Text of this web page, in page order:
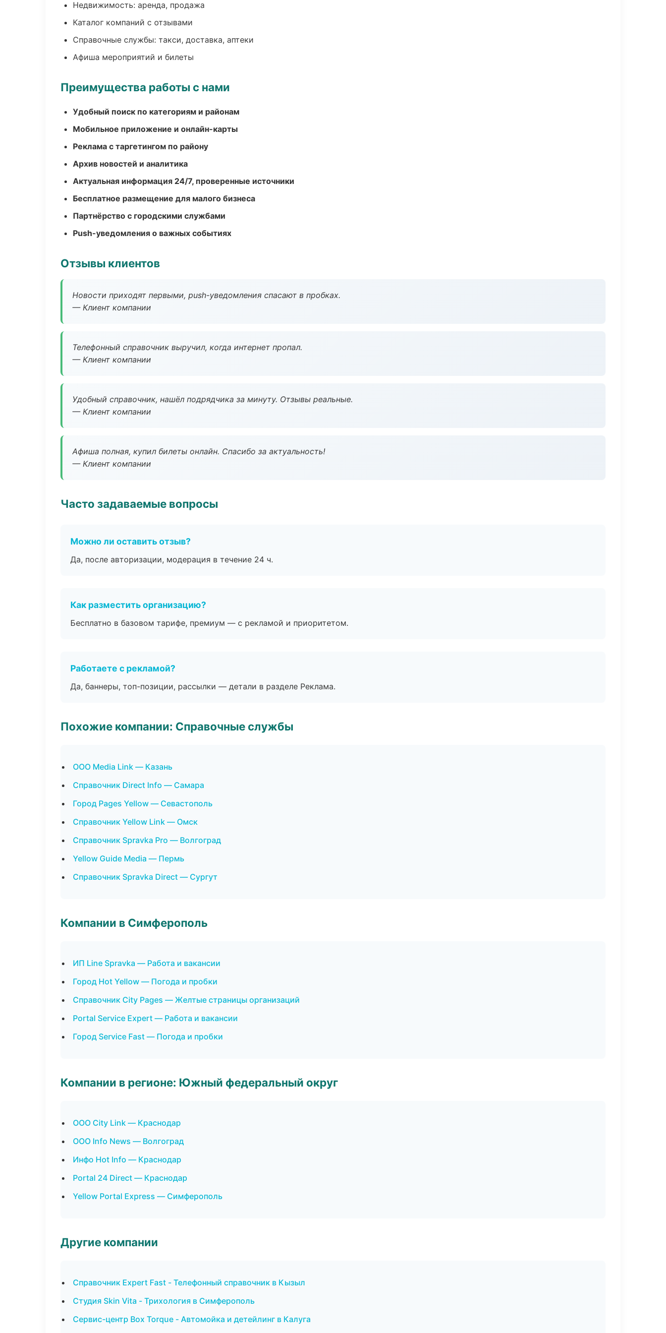
Недвижимость: аренда, продажа
Каталог компаний с отзывами
Справочные службы: такси, доставка, аптеки
Афиша мероприятий и билеты
Преимущества работы с нами
Удобный поиск по категориям и районам
Мобильное приложение и онлайн-карты
Реклама с таргетингом по району
Архив новостей и аналитика
Актуальная информация 24/7, проверенные источники
Бесплатное размещение для малого бизнеса
Партнёрство с городскими службами
Push-уведомления о важных событиях
Отзывы клиентов
Новости приходят первыми, push-уведомления спасают в пробках.
— Клиент компании
Телефонный справочник выручил, когда интернет пропал.
— Клиент компании
Удобный справочник, нашёл подрядчика за минуту. Отзывы реальные.
— Клиент компании
Афиша полная, купил билеты онлайн. Спасибо за актуальность!
— Клиент компании
Часто задаваемые вопросы
Можно ли оставить отзыв?
Да, после авторизации, модерация в течение 24 ч.
Как разместить организацию?
Бесплатно в базовом тарифе, премиум — с рекламой и приоритетом.
Работаете с рекламой?
Да, баннеры, топ-позиции, рассылки — детали в разделе Реклама.
Похожие компании: Справочные службы
ООО Media Link — Казань
Справочник Direct Info — Самара
Город Pages Yellow — Севастополь
Справочник Yellow Link — Омск
Справочник Spravka Pro — Волгоград
Yellow Guide Media — Пермь
Справочник Spravka Direct — Сургут
Компании в Симферополь
ИП Line Spravka — Работа и вакансии
Город Hot Yellow — Погода и пробки
Справочник City Pages — Желтые страницы организаций
Portal Service Expert — Работа и вакансии
Город Service Fast — Погода и пробки
Компании в регионе: Южный федеральный округ
ООО City Link — Краснодар
ООО Info News — Волгоград
Инфо Hot Info — Краснодар
Portal 24 Direct — Краснодар
Yellow Portal Express — Симферополь
Другие компании
Справочник Expert Fast - Телефонный справочник в Кызыл
Студия Skin Vita - Трихология в Симферополь
Сервис-центр Box Torque - Автомойка и детейлинг в Калуга